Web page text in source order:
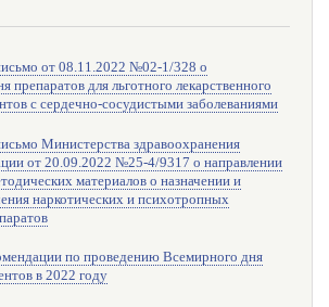
от 08.11.2022 №02-1/328 о
препаратов для льготного лекарственного
с сердечно-сосудистыми заболеваниями
Министерства здравоохранения
от 20.09.2022 №25-4/9317 о направлении
материалов о назначении и
наркотических и психотропных
по проведению Всемирного дня
в 2022 году